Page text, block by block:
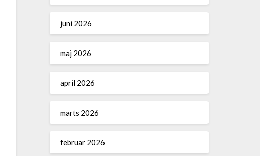
juni 2026
maj 2026
april 2026
marts 2026
februar 2026